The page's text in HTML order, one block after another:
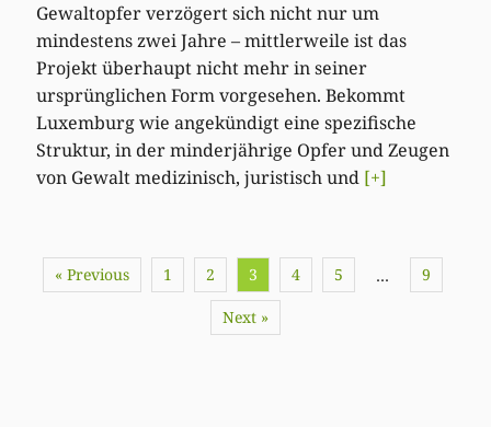
Gewaltopfer verzögert sich nicht nur um
mindestens zwei Jahre – mittlerweile ist das
Projekt überhaupt nicht mehr in seiner
ursprünglichen Form vorgesehen. Bekommt
Luxemburg wie angekündigt eine spezifische
Struktur, in der minderjährige Opfer und Zeugen
von Gewalt medizinisch, juristisch und [+]
« Previous 1 2 3 4 5 … 9
Next »